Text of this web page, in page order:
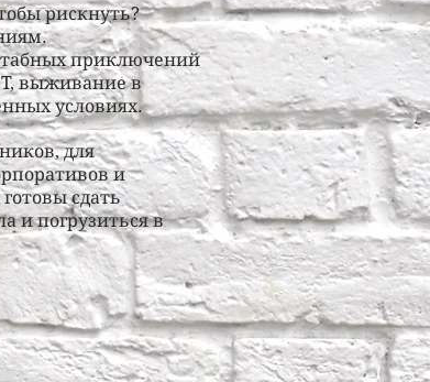
рискнуть?
приключений
выживание в
условиях.
для
и
сдать
и погрузиться в